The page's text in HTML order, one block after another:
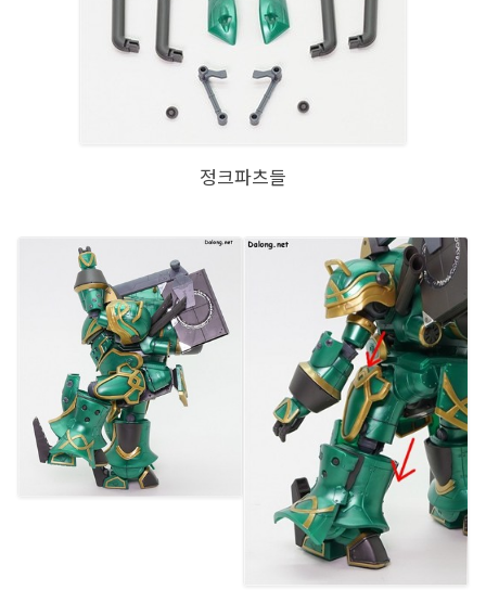
정크파츠들